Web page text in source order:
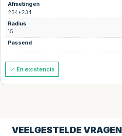
Afmetingen
234*234
Radius
15
Passend
En existencia
VEELGESTELDE VRAGEN